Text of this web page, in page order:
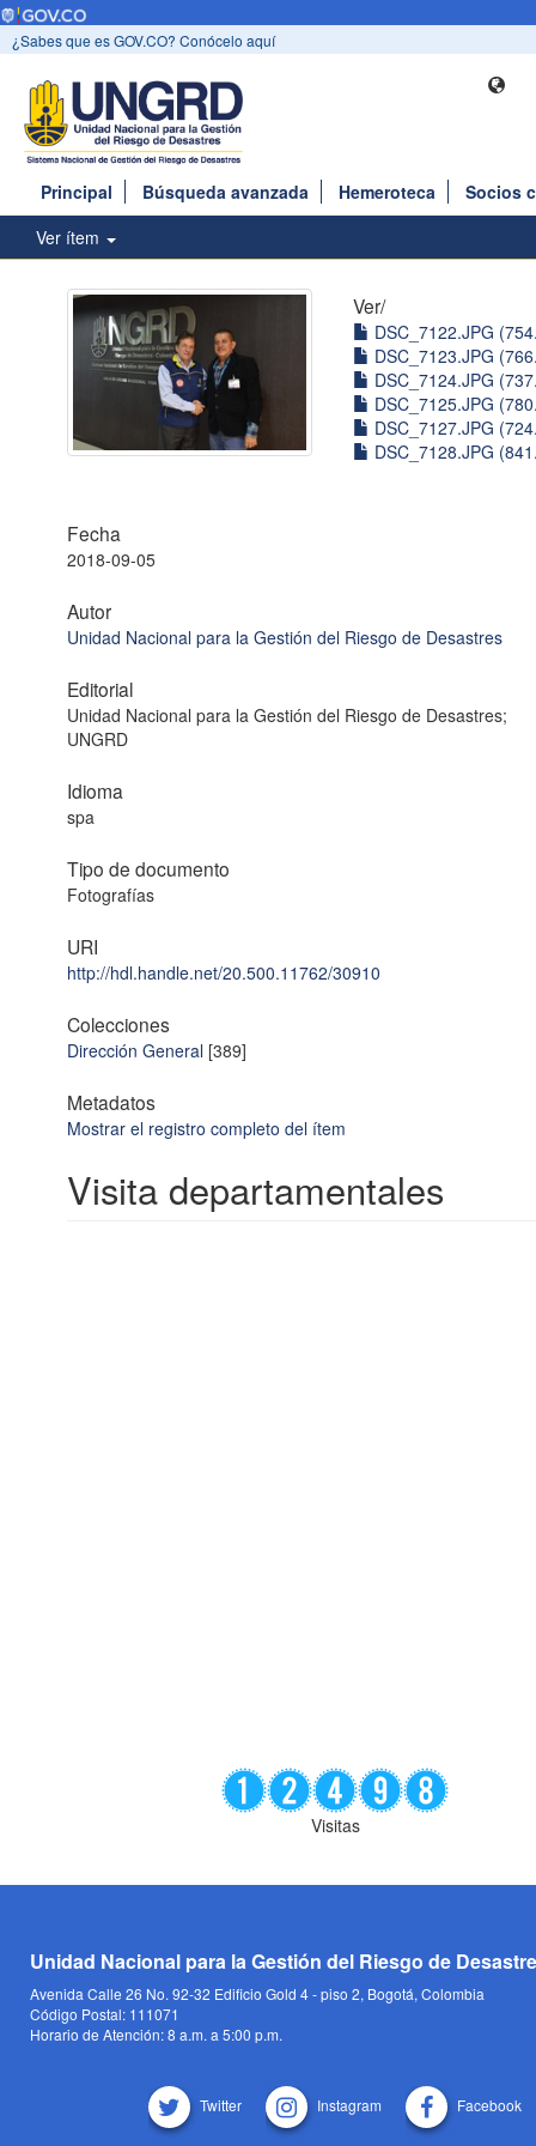
¿Sabes que es GOV.CO? Conócelo aquí
Principal Búsqueda avanzada Hemeroteca
Socios
Ver ítem
Ver/
DSC_7122.JPG
DSC_7123.JPG
DSC_7124.JPG
DSC_7125.JPG
DSC_7127.JPG
DSC_7128.JPG
Fecha
2018-09-05
Autor
Unidad Nacional para la Gestión del Riesgo de Desastres
Editorial
Unidad Nacional para la Gestión del Riesgo de Desastres;
UNGRD
Idioma
spa
Tipo de documento
Fotografías
URI
http://hdl.handle.net/20.500.11762/30910
Colecciones
Dirección General[389]
Metadatos
Mostrar el registro completo del ítem
Visita departamentales
Visitas
Unidad Nacional para la Gestión del Riesgo de
Avenida Calle 26 No. 92-32 Edificio Gold 4 - piso 2, Bogotá, Colombia
Código Postal: 111071
Horario de Atención: 8 a.m. a 5:00 p.m.
Twitter Instagram Facebook